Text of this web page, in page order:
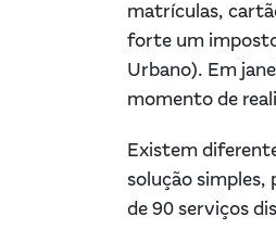
matrículas,
forte um
Urbano). Em
momento de
Existem
solução simples,
de 90 serviços